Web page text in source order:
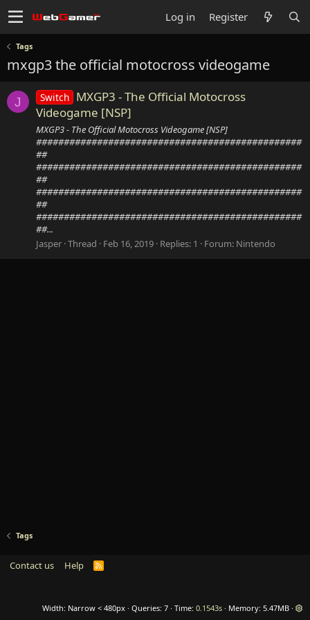
Log in Register
Tags
mxgp3 the official motocross videogame
J Switch MXGP3 - The Official Motocross
Videogame [NSP]
MXGP3 - The Official Motocross Videogame [NSP]
################################################
##
################################################
##
################################################
##
################################################
##...
Jasper Thread Feb 16, 2019 Replies: 1 Forum: Nintendo
Tags
Contact us Help
R
Width Queries 7 Time 0.1543s Memory 5.47MB